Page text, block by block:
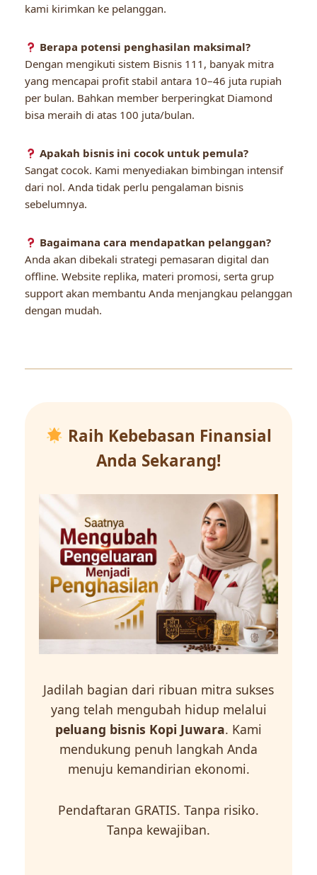
kami kirimkan ke pelanggan.
Berapa potensi penghasilan maksimal?
Dengan mengikuti sistem Bisnis 111, banyak mitra
yang mencapai profit stabil antara 10–46 juta rupiah
per bulan. Bahkan member berperingkat Diamond
bisa meraih di atas 100 juta/bulan.
Apakah bisnis ini cocok untuk pemula?
Sangat cocok. Kami menyediakan bimbingan intensif
dari nol. Anda tidak perlu pengalaman bisnis
sebelumnya.
Bagaimana cara mendapatkan pelanggan?
Anda akan dibekali strategi pemasaran digital dan
offline. Website replika, materi promosi, serta grup
support akan membantu Anda menjangkau pelanggan
dengan mudah.
Raih Kebebasan Finansial
Anda Sekarang!
Jadilah bagian dari ribuan mitra sukses
yang telah mengubah hidup melalui
peluang bisnis Kopi Juwara. Kami
mendukung penuh langkah Anda
menuju kemandirian ekonomi.
Pendaftaran GRATIS. Tanpa risiko.
Tanpa kewajiban.